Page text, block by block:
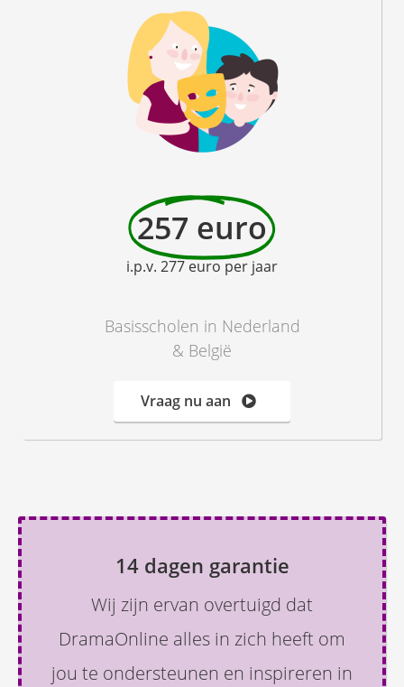
257 euro
i.p.v. 277 euro per jaar
Basisscholen in Nederland
& België
Vraag nu aan
14 dagen garantie
Wij zijn ervan overtuigd dat
DramaOnline alles in zich heeft om
jou te ondersteunen en inspireren in